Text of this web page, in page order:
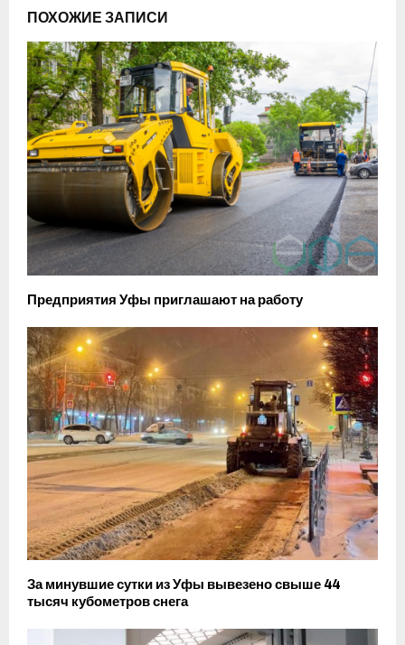
ПОХОЖИЕ ЗАПИСИ
Предприятия Уфы приглашают на работу
За минувшие сутки из Уфы вывезено свыше 44
тысяч кубометров снега